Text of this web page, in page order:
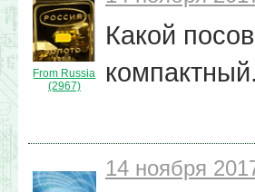
From Russia
(2967)
Какой
14 ноября